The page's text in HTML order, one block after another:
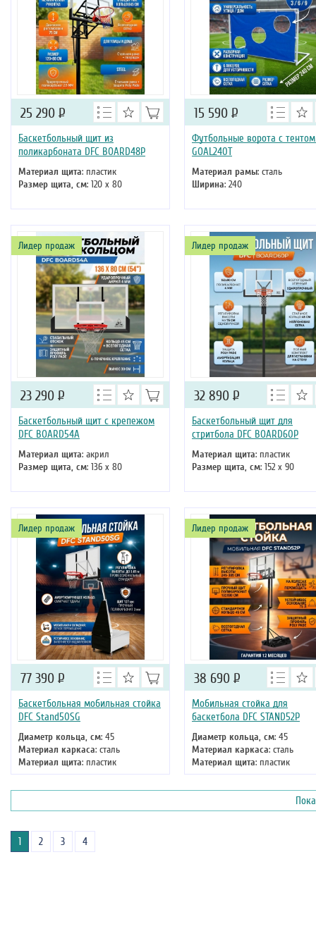
Баскетбольный щит из
поликарбоната DFC BOARD48P
Материал щита: пластик
Размер щита, см: 120 х 80
25 290 Р
Футбольные ворота с тентом
GOAL240T
Материал рамы: сталь
Ширина: 240
15 590 Р
Лидер продаж
Баскетбольный щит с крепежом
DFC BOARD54A
Материал щита: акрил
Размер щита, см: 136 х 80
23 290 Р
Лидер продаж
Баскетбольный щит для
стритбола DFC BOARD60P
Материал щита: пластик
Размер щита, см: 152 х 90
32 890 Р
Лидер продаж
Баскетбольная мобильная стойка
DFC Stand50SG
Диаметр кольца, см: 45
Материал каркаса: сталь
Материал щита: пластик
Размер щита, см: 127 х 80
Тип складного механизма:
Высота: 305 см
77 390 Р
Лидер продаж
Мобильная стойка для
баскетбола DFC STAND52P
Диаметр кольца, см: 45
Материал каркаса: сталь
Материал щита: пластик
Размер щита, см: 132 х 80
Тип складного механизма:
Высота: 305 см
38 690 Р
1 2 3 4